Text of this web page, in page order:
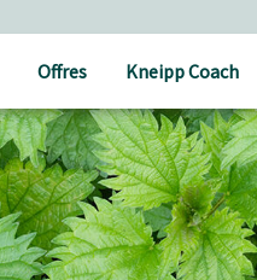
Offres Kneipp Coach